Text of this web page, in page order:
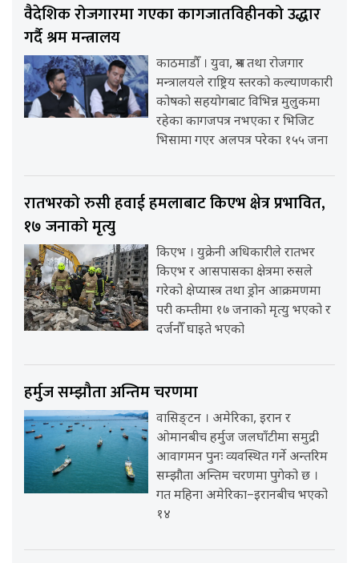
वैदेशिक रोजगारमा गएका कागजातविहीनको उद्धार
गर्दै श्रम मन्त्रालय
काठमाडौँ । युवा, श्रम तथा रोजगार
मन्त्रालयले राष्ट्रिय स्तरको कल्याणकारी
कोषको सहयोगबाट विभिन्न मुलुकमा
रहेका कागजपत्र नभएका र भिजिट
भिसामा गएर अलपत्र परेका १५५ जना
रातभरको रुसी हवाई हमलाबाट किएभ क्षेत्र प्रभावित,
१७ जनाको मृत्यु
किएभ । युक्रेनी अधिकारीले रातभर
किएभ र आसपासका क्षेत्रमा रुसले
गरेको क्षेप्यास्त्र तथा ड्रोन आक्रमणमा
परी कम्तीमा १७ जनाको मृत्यु भएको र
दर्जनौँ घाइते भएको
हर्मुज सम्झौता अन्तिम चरणमा
वासिङ्टन । अमेरिका, इरान र
ओमानबीच हर्मुज जलघाँटीमा समुद्री
आवागमन पुनः व्यवस्थित गर्ने अन्तरिम
सम्झौता अन्तिम चरणमा पुगेको छ ।
गत महिना अमेरिका–इरानबीच भएको
१४